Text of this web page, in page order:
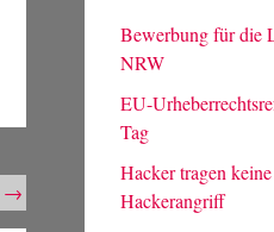
→
Bewerbung für die
NRW
EU-
Tag
Hacker tragen
Hackerangriff